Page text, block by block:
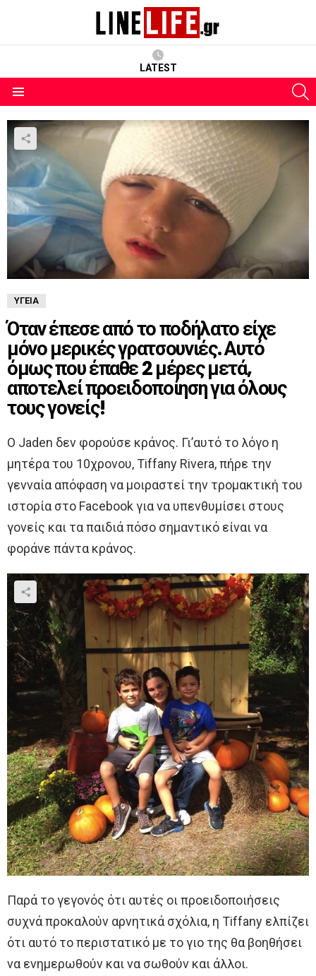
LATEST
ΥΓΕΊΑ
Όταν έπεσε από το ποδήλατο είχε
μόνο μερικές γρατσουνιές. Αυτό
όμως που έπαθε 2 μέρες μετά,
αποτελεί προειδοποίηση για όλους
τους γονείς!
Ο Jaden δεν φορούσε κράνος. Γι’αυτό το λόγο η
μητέρα του 10χρονου, Tiffany Rivera, πήρε την
γενναία απόφαση να μοιραστεί την τρομακτική του
ιστορία στο Facebook για να υπενθυμίσει στους
γονείς και τα παιδιά πόσο σημαντικό είναι να
φοράνε πάντα κράνος.
Παρά το γεγονός ότι αυτές οι προειδοποιήσεις
συχνά προκαλούν αρνητικά σχόλια, η Tiffany ελπίζει
ότι αυτό το περιστατικό με το γιο της θα βοηθήσει
να ενημερωθούν και να σωθούν και άλλοι.